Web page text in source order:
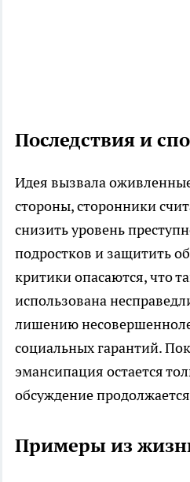
Последствия и
Идея вызвала
стороны, сторонники
снизить уровень
подростков и защитить
критики опасаются, что
использована
лишению
социальных гарантий.
эмансипация остается
обсуждение
Примеры из